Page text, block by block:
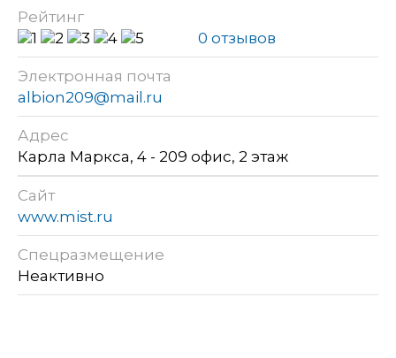
Рейтинг
0 отзывов
Электронная почта
albion209@mail.ru
Адрес
Карла Маркса, 4 - 209 офис, 2 этаж
Сайт
www.mist.ru
Спецразмещение
Неактивно